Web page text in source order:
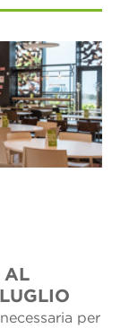
AL
per